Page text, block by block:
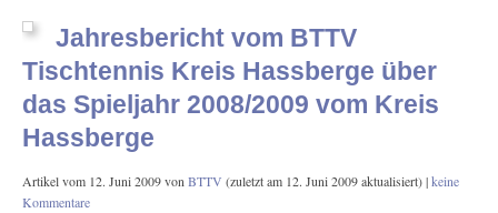
Jahresbericht vom BTTV
Tischtennis Kreis Hassberge über
das Spieljahr 2008/2009 vom Kreis
Hassberge
Artikel vom 12. Juni 2009vonBTTV (zuletzt am 12. Juni 2009aktualisiert) |keine
Kommentare